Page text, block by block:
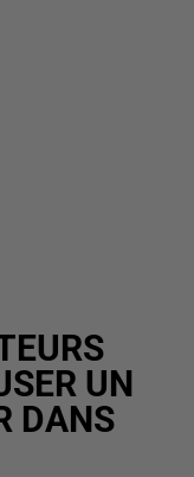
UN
DANS